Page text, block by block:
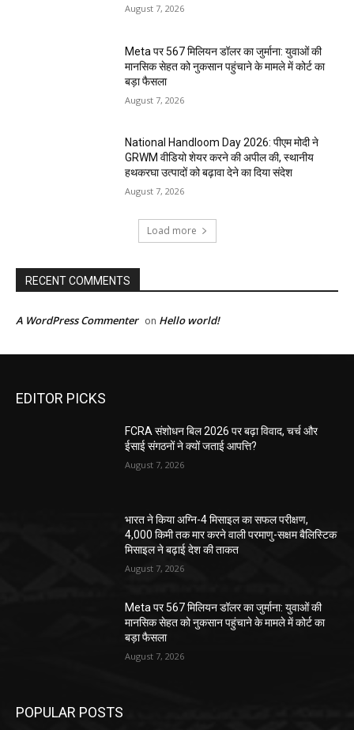
August 7, 2026
Meta पर 567 मिलियन डॉलर का जुर्माना: युवाओं की
मानसिक सेहत को नुकसान पहुंचाने के मामले में कोर्ट का
बड़ा फैसला
August 7, 2026
National Handloom Day 2026: पीएम मोदी ने
GRWM वीडियो शेयर करने की अपील की, स्थानीय
हथकरघा उत्पादों को बढ़ावा देने का दिया संदेश
August 7, 2026
Load more
RECENT COMMENTS
A WordPress Commenter on Hello world!
EDITOR PICKS
FCRA संशोधन बिल 2026 पर बढ़ा विवाद, चर्च और
ईसाई संगठनों ने क्यों जताई आपत्ति?
August 7, 2026
भारत ने किया अग्नि-4 मिसाइल का सफल परीक्षण,
4,000 किमी तक मार करने वाली परमाणु-सक्षम बैलिस्टिक
मिसाइल ने बढ़ाई देश की ताकत
August 7, 2026
Meta पर 567 मिलियन डॉलर का जुर्माना: युवाओं की
मानसिक सेहत को नुकसान पहुंचाने के मामले में कोर्ट का
बड़ा फैसला
August 7, 2026
POPULAR POSTS